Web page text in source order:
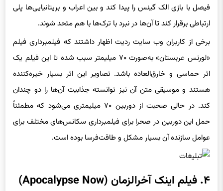
فیصل با بازی الک گینس را پیدا کند و بین اعراب و بریتانیایی‌ها پلی
ارتباطی برقرار کند تا آن‌ها در نبرد با ترک‌ها با هم متحد شوند.
برخی از کاربران وب سایت ردیت اظهار داشتند که فیلمبرداری فیلم
«لورنس عربستان» به‌صورت ۷۰ میلیمتر سبب شده تا این فیلم یک
اثر حماسی و خارق‌العاده باشد. تصاویر این اثر بسیار خیره‌کننده
هستند و موسیقی متن آن نیز توانسته جذابیت آن‌ها را دو چندان
کند. در حالی صحبت از دوربین ۷۰ میلیمتری می‌شود که مطمئناً
حمل این دوربین در صحرا برای فیلمبرداری سکانس‌های مختلف برای
عوامل سازنده آن بسیار مشکل و طاقت‌فرسا بوده است.
۴. فیلم اینک آخرالزمان (Apocalypse Now)